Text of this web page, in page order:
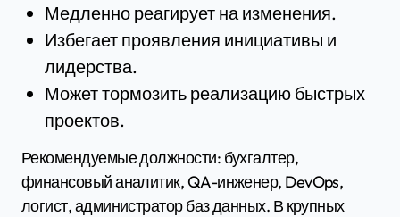
Медленно реагирует на изменения.
Избегает проявления инициативы и
лидерства.
Может тормозить реализацию быстрых
проектов.
Рекомендуемые должности: бухгалтер,
финансовый аналитик, QA-инженер, DevOps,
логист, администратор баз данных. В крупных